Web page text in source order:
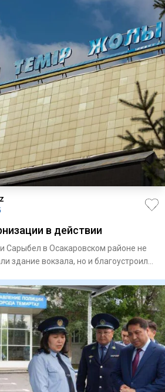
в действии
Сарыбел в Осакаровском районе не
здание вокзала, но и благоустроили